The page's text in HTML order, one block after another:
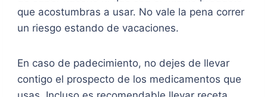
que acostumbras a usar. No vale la pena correr
un riesgo estando de vacaciones.
En caso de padecimiento, no dejes de llevar
contigo el prospecto de los medicamentos que